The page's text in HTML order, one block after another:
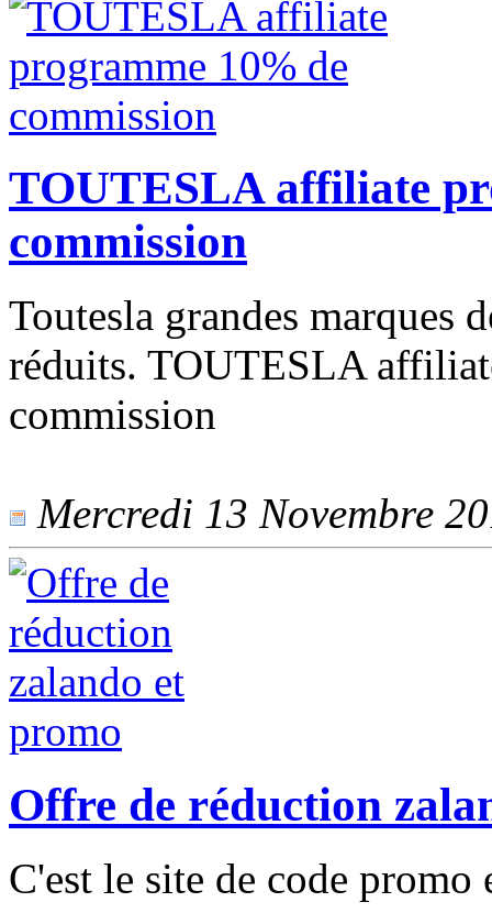
TOUTESLA affiliate
commission
Toutesla grandes marques
réduits. TOUTESLA
commission
Mercredi 13 Novembre
Offre de réduction
C'est le site de code promo